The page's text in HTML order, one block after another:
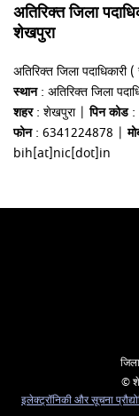
अतिरिक्त जिला
शेखपुरा
अतिरिक्त जिला
स्थान: अतिरिक्त जिला
शहर: शेखपुरा |पिन कोड:
फोन: 6341224878 |
bih[at]nic[dot]in
©
इलेक्‍ट्रॉनिकी और सूचना